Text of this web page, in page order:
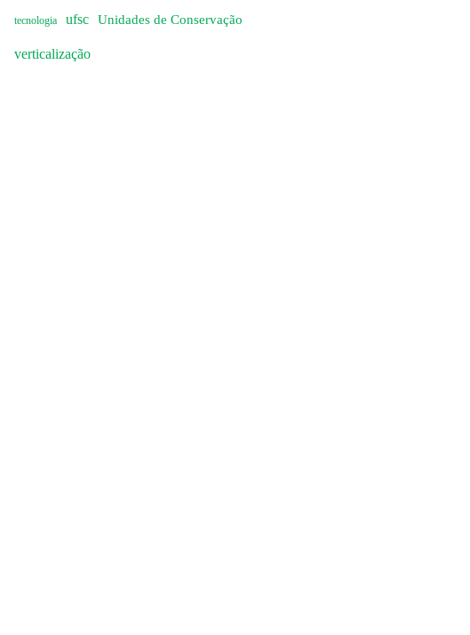
tecnologia ufsc Unidades de Conservação
verticalização